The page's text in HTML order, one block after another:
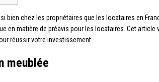
chez les propriétaires que les locataires en
en matière de préavis pour les locataires. Cet
réussir votre investissement.
meublée